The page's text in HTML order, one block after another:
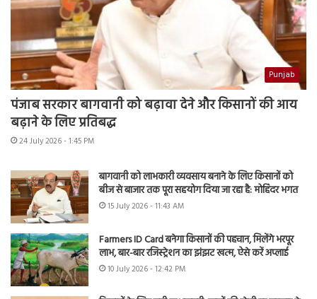
Punjab
पंजाब सरकार बागवानी को बढ़ावा देने और किसानों की आय
बढ़ाने के लिए प्रतिबद्ध
24 July 2026 - 1:45 PM
बागवानी को लाभकारी व्यवसाय बनाने के लिए किसानों को
बीज से बाजार तक पूरा सहयोग दिया जा रहा है: मोहिंदर भगत
15 July 2026 - 11:43 AM
Farmers ID Card बनेगा किसानों की पहचान, मिलेंगे भरपूर
लाभ, बार-बार रजिस्ट्रेशन का झंझट खत्म, ऐसे करें अप्लाई
10 July 2026 - 12:42 PM